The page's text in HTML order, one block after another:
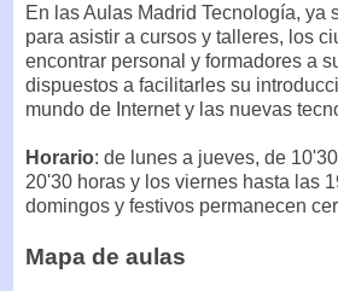
En las Aulas Madrid Tecnología, ya
para asistir a cursos y talleres, los
encontrar personal y formadores a
dispuestos a facilitarles su
mundo de Internet y las nuevas
Horario: de lunes a jueves, de
20'30 horas y los viernes hasta las
domingos y festivos permanecen
Mapa de aulas